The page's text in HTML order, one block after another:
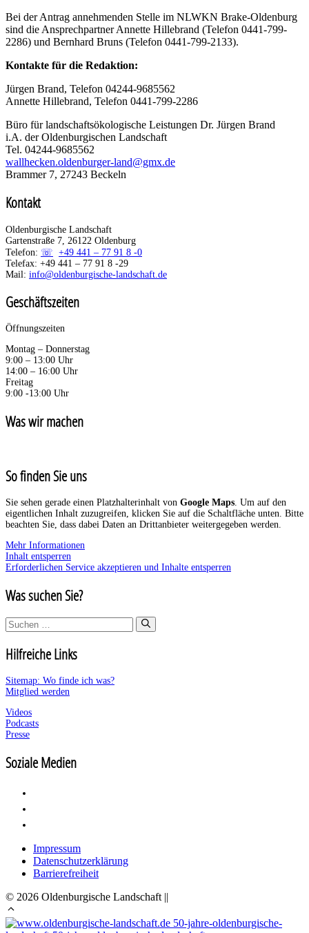
Bei der Antrag annehmenden Stelle im NLWKN Brake-Oldenburg
sind die Ansprechpartner Annette Hillebrand (Telefon 0441-799-
2286) und Bernhard Bruns (Telefon 0441-799-2133).
Kontakte für die Redaktion:
Jürgen Brand, Telefon 04244-9685562
Annette Hillebrand, Telefon 0441-799-2286
Büro für landschaftsökologische Leistungen Dr. Jürgen Brand
i.A. der Oldenburgischen Landschaft
Tel. 04244-9685562
wallhecken.oldenburger-land@gmx.de
Brammer 7, 27243 Beckeln
Kontakt
Oldenburgische Landschaft
Gartenstraße 7, 26122 Oldenburg
Telefon:
+49 441 – 77 91 8 -0
Telefax: +49 441 – 77 91 8 -29
Mail: info@oldenburgische-landschaft.de
Geschäftszeiten
Öffnungszeiten
Montag – Donnerstag
9:00 – 13:00 Uhr
14:00 – 16:00 Uhr
Freitag
9:00 -13:00 Uhr
Was wir machen
So finden Sie uns
Sie sehen gerade einen Platzhalterinhalt von Google Maps. Um auf den
eigentlichen Inhalt zuzugreifen, klicken Sie auf die Schaltfläche unten. Bitte
beachten Sie, dass dabei Daten an Drittanbieter weitergegeben werden.
Mehr Informationen
Inhalt entsperren
Erforderlichen Service akzeptieren und Inhalte entsperren
Was suchen Sie?
Suchen
nach:
Hilfreiche Links
Sitemap: Wo finde ich was?
Mitglied werden
Videos
Podcasts
Presse
Soziale Medien
Impressum
Datenschutzerklärung
Barrierefreiheit
© 2026 Oldenburgische Landschaft ||